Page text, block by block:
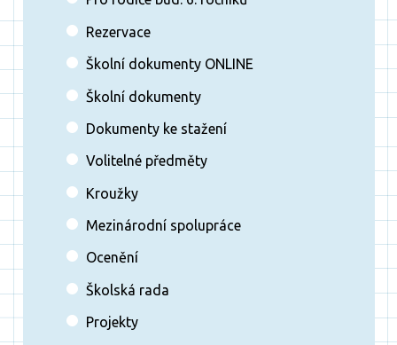
Rezervace
Školní dokumenty ONLINE
Školní dokumenty
Dokumenty ke stažení
Volitelné předměty
Kroužky
Mezinárodní spolupráce
Ocenění
Školská rada
Projekty